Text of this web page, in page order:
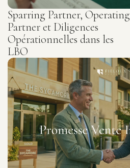
Sparring Partner, Operating
Partner et Diligences
Opérationnelles dans les
LBO